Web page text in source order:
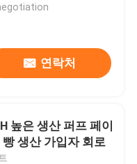
연락처
높은 생산 퍼프 페이
생산 가입자 회로